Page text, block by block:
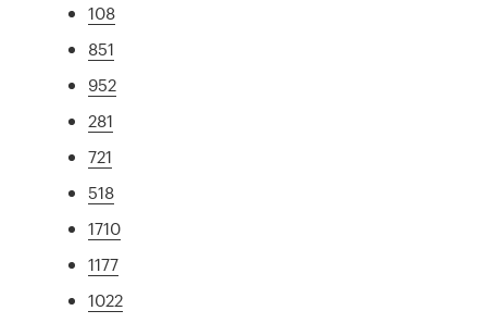
108
851
952
281
721
518
1710
1177
1022